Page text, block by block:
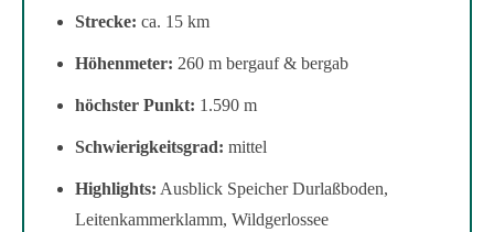
Strecke: ca. 15 km
Höhenmeter: 260 m bergauf & bergab
höchster Punkt: 1.590 m
Schwierigkeitsgrad: mittel
Highlights: Ausblick Speicher Durlaßboden,
Leitenkammerklamm, Wildgerlossee